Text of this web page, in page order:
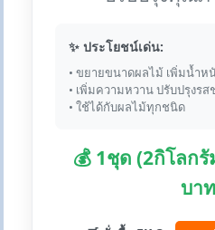
✨ ประโยชน์เด่น:
• ขยายขนาดผลไม้ เพิ่มน้ำห
• เพิ่มความหวาน ปรับปรุงรส
• ใช้ได้กับผลไม้ทุกชนิด
💰 1ชุด (2กิโลก
บาท